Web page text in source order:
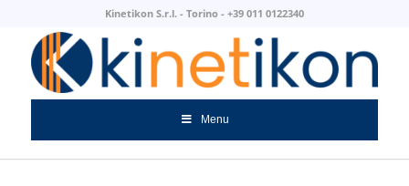
Kinetikon S.r.l. - Torino - +39 011 0122340
Menu